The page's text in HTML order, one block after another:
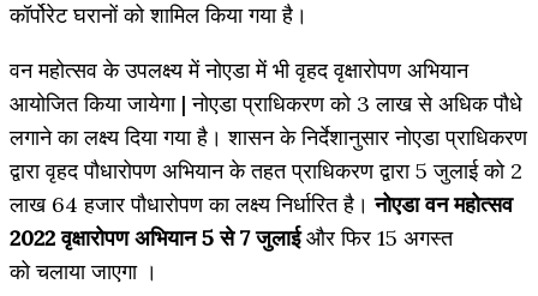
कॉर्पोरेट घरानों को शामिल किया गया है।
वन महोत्सव के उपलक्ष्य में नोएडा में भी वृहद वृक्षारोपण अभियान
आयोजित किया जायेगा | नोएडा प्राधिकरण को 3 लाख से अधिक पौधे
लगाने का लक्ष्य दिया गया है। शासन के निर्देशानुसार नोएडा प्राधिकरण
द्वारा वृहद पौधारोपण अभियान के तहत प्राधिकरण द्वारा 5 जुलाई को 2
लाख 64 हजार पौधारोपण का लक्ष्य निर्धारित है।नोएडा वन महोत्सव
2022 वृक्षारोपण अभियान 5 से 7 जुलाईऔर फिर 15 अगस्त
को चलाया जाएगा ।